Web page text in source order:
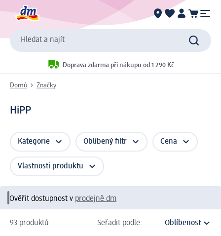
Hledat a najít
Doprava zdarma při nákupu od 1 290 Kč
Domů Značky
HiPP
Kategorie Oblíbený filtr Cena
Vlastnosti produktu
Ověřit dostupnost v prodejně dm
93 produktů Seřadit podle: